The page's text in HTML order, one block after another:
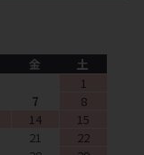
金
土
1
7
8
14
15
21
22